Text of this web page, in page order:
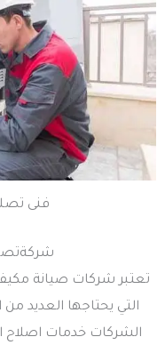
فنى
تعتبر شركات صيانة
التي يحتاجها العديد
الشركات خدمات اصلاح